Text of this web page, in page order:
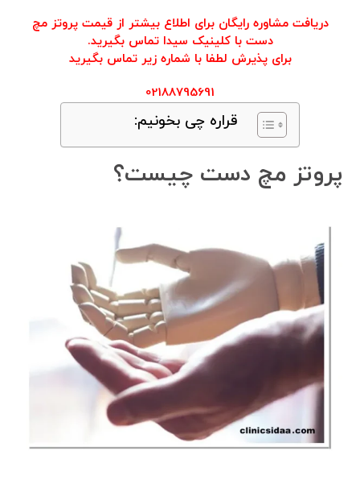
دریافت مشاوره رایگان برای اطلاع بیشتر از قیمت پروتز مچ
دست با کلینیک سیدا تماس بگیرید.
برای پذیرش لطفا با شماره زیر تماس بگیرید
02188795691
قراره چی بخونیم:
پروتز مچ دست چیست؟